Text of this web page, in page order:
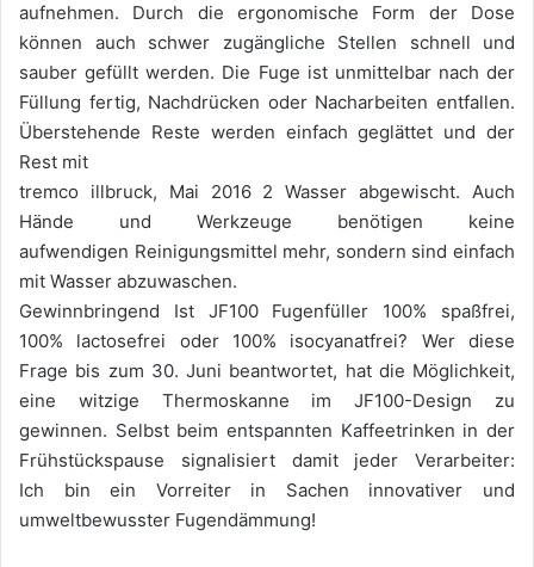
aufnehmen. Durch die ergonomische Form der Dose
können auch schwer zugängliche Stellen schnell und
sauber gefüllt werden. Die Fuge ist unmittelbar nach der
Füllung fertig, Nachdrücken oder Nacharbeiten entfallen.
Überstehende Reste werden einfach geglättet und der
Rest mit
tremco illbruck, Mai 2016 2 Wasser abgewischt. Auch
Hände und Werkzeuge benötigen keine
aufwendigen Reinigungsmittel mehr, sondern sind einfach
mit Wasser abzuwaschen.
Gewinnbringend Ist JF100 Fugenfüller 100% spaßfrei,
100% lactosefrei oder 100% isocyanatfrei? Wer diese
Frage bis zum 30. Juni beantwortet, hat die Möglichkeit,
eine witzige Thermoskanne im JF100-Design zu
gewinnen. Selbst beim entspannten Kaffeetrinken in der
Frühstückspause signalisiert damit jeder Verarbeiter:
Ich bin ein Vorreiter in Sachen innovativer und
umweltbewusster Fugendämmung!